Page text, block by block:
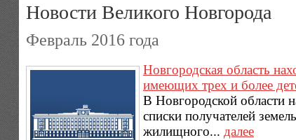
Новости Великого Новгорода
Февраль 2016 года
Новгородская область
имеющих трех и более
В Новгородской области
списки получателей
жилищного... далее